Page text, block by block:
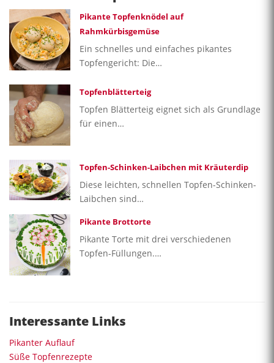
Pikante Topfenknödel auf
Rahmkürbisgemüse
Ein schnelles und einfaches pikantes
Topfengericht: Die…
Topfenblätterteig
Topfen Blätterteig eignet sich als Grundlage
für einen…
Topfen-Schinken-Laibchen mit Kräuterdip
Diese leichten, schnellen Topfen-Schinken-
Laibchen sind…
Pikante Brottorte
Pikante Torte mit drei verschiedenen
Topfen-Füllungen.…
Interessante Links
Pikanter Auflauf
Süße Topfenrezepte